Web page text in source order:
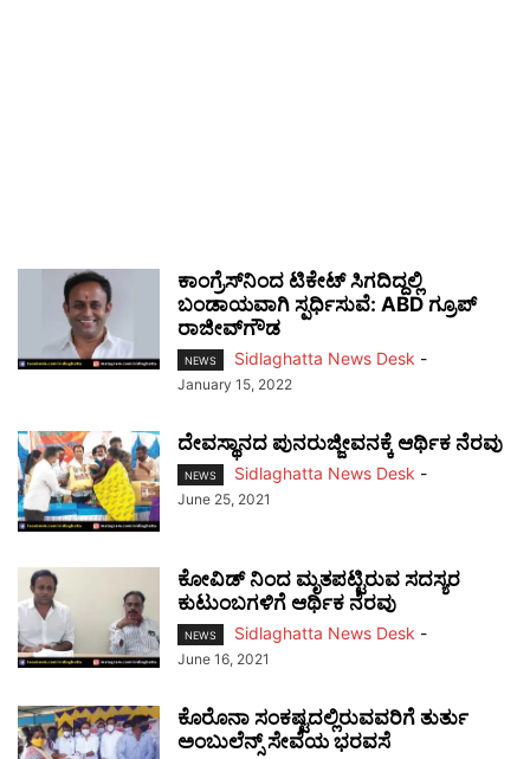
ಕಾಂಗ್ರೆಸ್‌ನಿಂದ ಟಿಕೇಟ್ ಸಿಗದಿದ್ದಲ್ಲಿ
ಬಂಡಾಯವಾಗಿ ಸ್ಪರ್ಧಿಸುವೆ: ABD ಗ್ರೂಪ್
ರಾಜೀವ್‌ಗೌಡ
NEWS Sidlaghatta News Desk -
January 15, 2022
ದೇವಸ್ಥಾನದ ಪುನರುಜ್ಜೀವನಕ್ಕೆ ಆರ್ಥಿಕ ನೆರವು
NEWS Sidlaghatta News Desk -
June 25, 2021
ಕೋವಿಡ್ ನಿಂದ ಮೃತಪಟ್ಟಿರುವ ಸದಸ್ಯರ
ಕುಟುಂಬಗಳಿಗೆ ಆರ್ಥಿಕ ನೆರವು
NEWS Sidlaghatta News Desk -
June 16, 2021
ಕೊರೊನಾ ಸಂಕಷ್ಟದಲ್ಲಿರುವವರಿಗೆ ತುರ್ತು
ಅಂಬುಲೆನ್ಸ್ ಸೇವೆಯ ಭರವಸೆ